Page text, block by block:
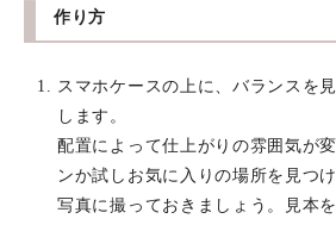
作り方
スマホケースの上に、バランスを
します。
配置によって仕上がりの雰囲気が
ンか試しお気に入りの場所を見つ
写真に撮っておきましょう。見本